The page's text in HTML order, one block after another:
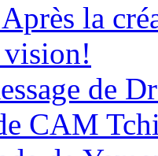
la
vision!
de
CAM